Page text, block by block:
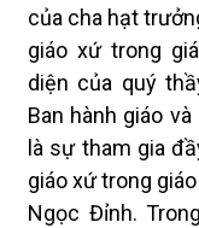
của cha hạt
giáo xứ trong
diện của quý
Ban hành giáo
là sự tham gia
giáo xứ trong
Ngọc Đỉnh.